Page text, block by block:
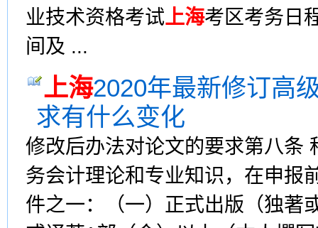
业技术资格考试上海考区考务日
间及 ...
上海2020年最新修订高
求有什么变化
修改后办法对论文的要求第八条
务会计理论和专业知识，在申报
件之一：（一）正式出版（独著